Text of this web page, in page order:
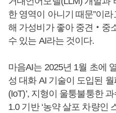
한 영역이 아니기 때문”이
해 가성비가 좋아 중견‧중
수 있는 AI라는 것이다.
마음AI는 2025년 1월 초에
성 대화 AI 기술이 도입된
(IoT)’, 지형이 울퉁불퉁한
1.0 기반 ‘농약 살포 차량인